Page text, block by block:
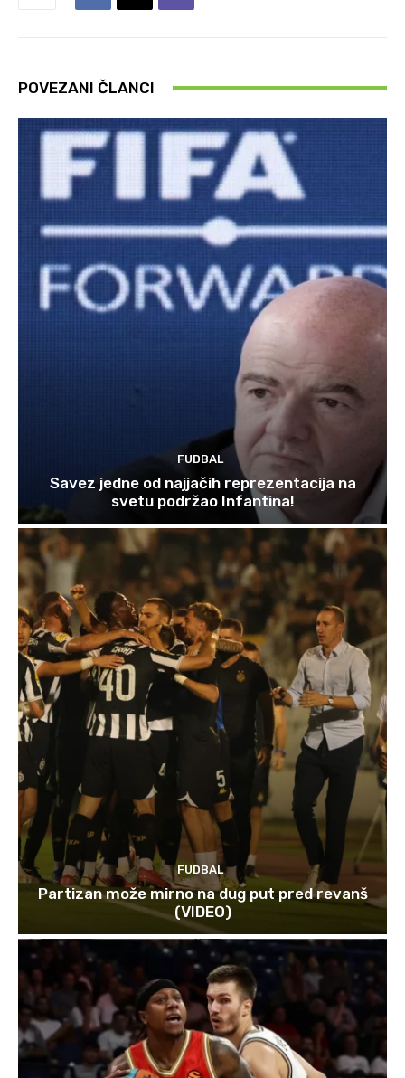
POVEZANI ČLANCI
FUDBAL
Savez jedne od najjačih reprezentacija na
svetu podržao Infantina!
FUDBAL
Partizan može mirno na dug put pred revanš
(VIDEO)